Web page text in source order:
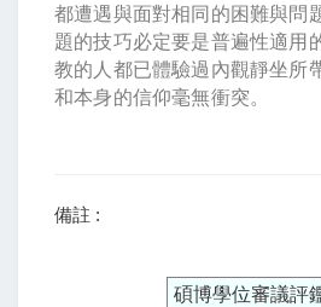
都遭遇與面對相同的困難與問
題的技巧必定要是普遍性適用
教的人都已體驗過內觀靜坐所
和本身的信仰毫無衝突。
備註 :
碩博學位審議評